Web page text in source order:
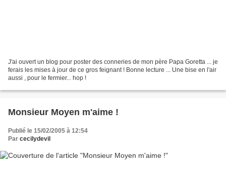
J'ai ouvert un blog pour poster des conneries de mon père Papa Goretta ... je
ferais les mises à jour de ce gros feignant ! Bonne lecture ... Une bise en l'air
aussi , pour le fermier... hop !
Monsieur Moyen m'aime !
Publié le 15/02/2005 à 12:54
Par cecilydevil